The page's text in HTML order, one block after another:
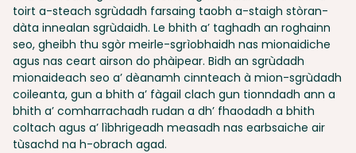
toirt a-steach sgrùdadh farsaing taobh a-staigh stòran-
dàta innealan sgrùdaidh. Le bhith a’ taghadh an roghainn
seo, gheibh thu sgòr meirle-sgrìobhaidh nas mionaidiche
agus nas ceart airson do phàipear. Bidh an sgrùdadh
mionaideach seo a’ dèanamh cinnteach à mion-sgrùdadh
coileanta, gun a bhith a’ fàgail clach gun tionndadh ann a
bhith a’ comharrachadh rudan a dh’ fhaodadh a bhith
coltach agus a’ lìbhrigeadh measadh nas earbsaiche air
tùsachd na h-obrach agad.